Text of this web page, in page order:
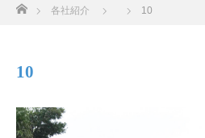
ホーム
各社紹介 10
10